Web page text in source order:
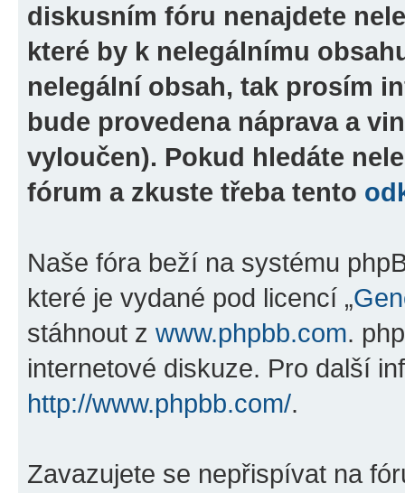
diskusním fóru nenajdete
které by k nelegálnímu
nelegální obsah, tak prosím
bude provedena náprava a
vyloučen). Pokud hledáte
fórum a zkuste třeba tento
Naše fóra beží na systému
které je vydané pod licencí „
stáhnout z www.phpbb.com.
internetové diskuze. Pro další
http://www.phpbb.com/.
Zavazujete se nepřispívat na